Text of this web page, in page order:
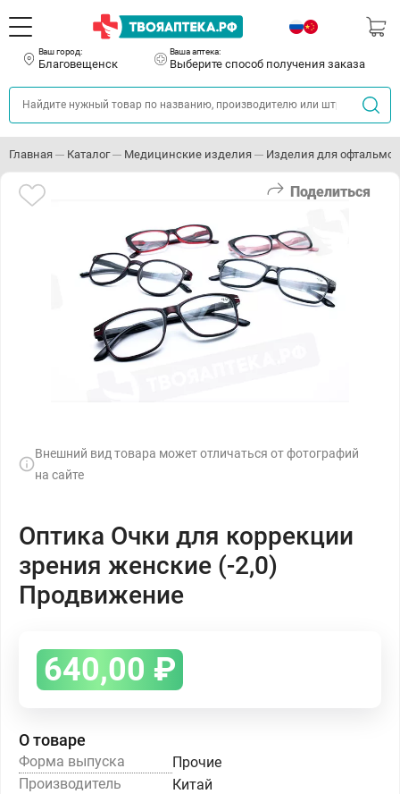
Ваш город:
Благовещенск
Ваша аптека:
Выберите способ получения заказа
Главная Каталог Медицинские изделия Изделия для
Поделиться
Внешний вид товара может отличаться от фотографий
на сайте
Оптика Очки для коррекции
зрения женские (-2,0)
Продвижение
640,00 ₽
О товаре
Форма выпуска
Прочие
Производитель
Китай